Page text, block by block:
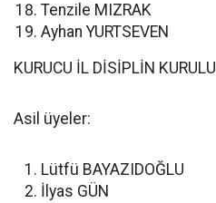
Tenzile MIZRAK
Ayhan YURTSEVEN
KURUCU İL DİSİPLİN KURULU
Asil üyeler:
Lütfü BAYAZIDOĞLU
İlyas GÜN